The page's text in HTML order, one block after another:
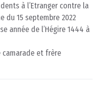
à l’Etranger contre la
15 septembre 2022
année de l’Hégire 1444 à
camarade et frère